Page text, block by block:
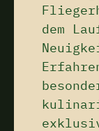
dem